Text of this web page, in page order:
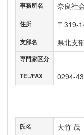
事務所名 奈良社
住所 〒319-
支部名 県北支
専門家区分
TEL/FAX
0294-
氏名
大竹 茂